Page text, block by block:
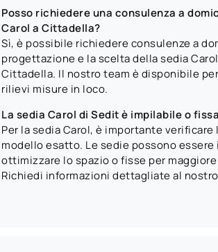
Posso richiedere una consulenza a
Carol a Cittadella?
Sì, è possibile richiedere consulenze a
progettazione e la scelta della sedia
Cittadella. Il nostro team è disponibile
rilievi misure in loco.
La sedia Carol di Sedit è impilabile o
Per la sedia Carol, è importante
modello esatto. Le sedie possono
ottimizzare lo spazio o fisse per
Richiedi informazioni dettagliate al